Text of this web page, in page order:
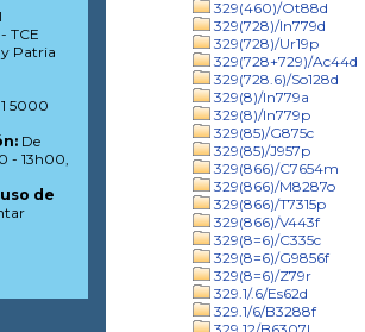
329(460)/Ot88d
329(728)/In779d
329(728)/Ur19p
329(728+729)/Ac44d
329(728.6)/So128d
329(8)/In779a
329(8)/In779p
329(85)/G875c
329(85)/J957p
329(866)/C7654m
329(866)/M8287o
329(866)/T7315p
329(866)/V443f
329(8=6)/C335c
329(8=6)/G9856f
329(8=6)/Z79r
329.1/.6/Es62d
329.1/6/B3288f
TCE
y Patria
5000
De
- 13h00,
de